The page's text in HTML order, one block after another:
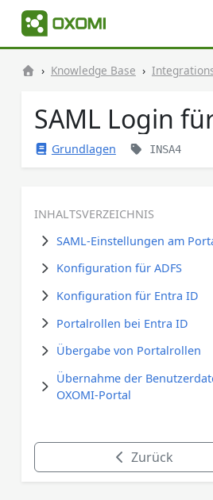
Knowledge Base
SAML Login
Grundlagen INSA4
INHALTSVERZEICHNIS
SAML-Einstellungen am
Konfiguration für ADFS
Konfiguration für Entra ID
Portalrollen bei Entra ID
Übergabe von Portalrollen
Übernahme der
OXOMI-Portal
Zurück